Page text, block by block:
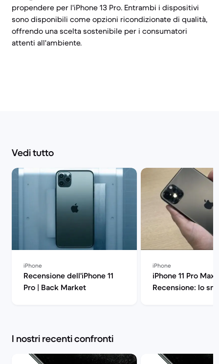
propendere per l'iPhone 13 Pro. Entrambi i dispositivi
sono disponibili come opzioni ricondizionate di qualità,
offrendo una scelta sostenibile per i consumatori
attenti all'ambiente.
Vedi tutto
iPhone
Recensione dell'iPhone 11
Pro | Back Market
iPhone
iPhone 11 Pro Max
Recensione: lo
I nostri recenti confronti